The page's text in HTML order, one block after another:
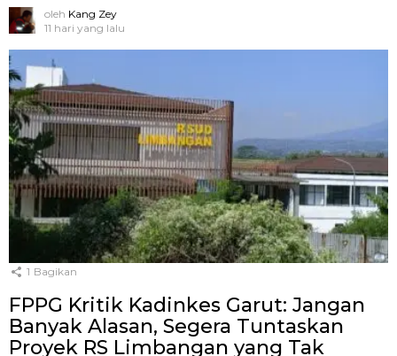
oleh Kang Zey
11 hari yang lalu
1 Bagikan
FPPG Kritik Kadinkes Garut: Jangan
Banyak Alasan, Segera Tuntaskan
Proyek RS Limbangan yang Tak